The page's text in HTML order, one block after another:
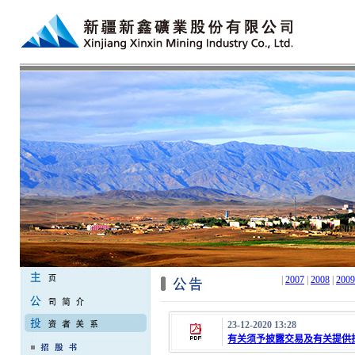
2007 2008 2009
23-12-2020 13:28
有关须予披露交易及有关提供